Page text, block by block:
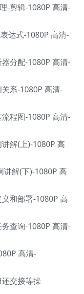
-剪辑-1080P 高清-
达式-1080P 高清-
分配-1080P 高清-
系-1080P 高清-
程图-1080P 高清-
解(上)-1080P 高
解(下)-1080P 高
和部署-1080P 高
查询-1080P 高清-
高清-
交接等操